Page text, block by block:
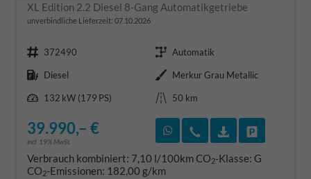
XL Edition 2.2 Diesel 8-Gang Automatikgetriebe
unverbindliche Lieferzeit: 07.10.2026
Fahrzeugnr. 372490 Getriebe Automatik
Kraftstoff Diesel Außenfarbe Merkur Grau Metallic
Leistung
132 kW (179 PS) Kilometerstand 50 km
39.990,– €
incl. 19% MwSt.
Rückruf vereinbaren
Wir rufen Sie an
Verbrauch kombiniert: 7,10 l/100kmCO2-Klasse: G
CO2-Emissionen: 182,00 g/km